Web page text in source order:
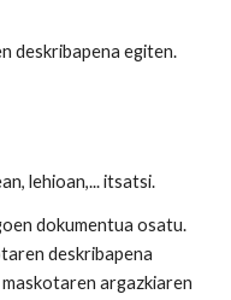
deskribapena egiten.
lehioan,... itsatsi.
dokumentua osatu.
deskribapena
argazkiaren